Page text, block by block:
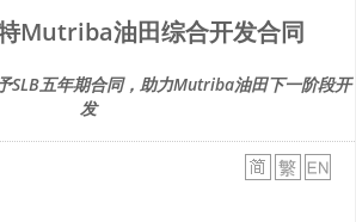
Mutriba油田综合开发合同
SLB五年期合同，助力Mutriba油田下一阶段开
发